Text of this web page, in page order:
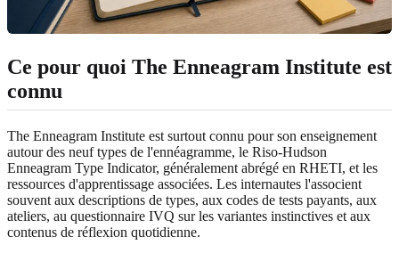
Ce pour quoi The Enneagram Institute est
connu
The Enneagram Institute est surtout connu pour son enseignement
autour des neuf types de l'ennéagramme, le Riso-Hudson
Enneagram Type Indicator, généralement abrégé en RHETI, et les
ressources d'apprentissage associées. Les internautes l'associent
souvent aux descriptions de types, aux codes de tests payants, aux
ateliers, au questionnaire IVQ sur les variantes instinctives et aux
contenus de réflexion quotidienne.